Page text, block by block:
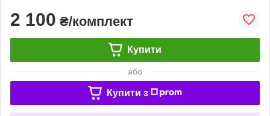
2 100 ₴/комплект
Купити
або
Купити з